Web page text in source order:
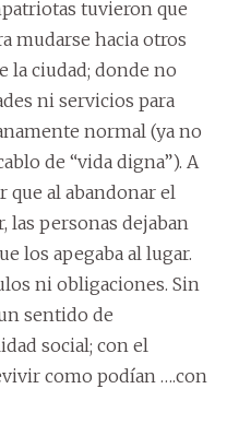
tuvieron que
mudarse hacia otros
la ciudad; donde no
ni servicios para
normal (ya no
de “vida digna”). A
que al abandonar el
las personas dejaban
los apegaba al lugar.
ni obligaciones. Sin
sentido de
social; con el
como podían ….con